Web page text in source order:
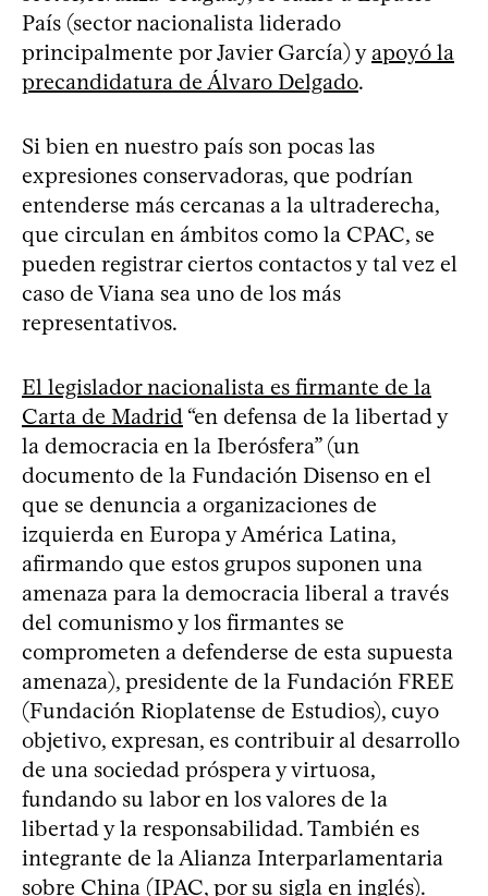
País (sector nacionalista liderado
principalmente por Javier García) y apoyó la
precandidatura de Álvaro Delgado.
Si bien en nuestro país son pocas las
expresiones conservadoras, que podrían
entenderse más cercanas a la ultraderecha,
que circulan en ámbitos como la CPAC, se
pueden registrar ciertos contactos y tal vez el
caso de Viana sea uno de los más
representativos.
El legislador nacionalista es firmante de la
Carta de Madrid “en defensa de la libertad y
la democracia en la Iberósfera” (un
documento de la Fundación Disenso en el
que se denuncia a organizaciones de
izquierda en Europa y América Latina,
afirmando que estos grupos suponen una
amenaza para la democracia liberal a través
del comunismo y los firmantes se
comprometen a defenderse de esta supuesta
amenaza), presidente de la Fundación FREE
(Fundación Rioplatense de Estudios), cuyo
objetivo, expresan, es contribuir al desarrollo
de una sociedad próspera y virtuosa,
fundando su labor en los valores de la
libertad y la responsabilidad. También es
integrante de la Alianza Interparlamentaria
sobre China (IPAC, por su sigla en inglés).